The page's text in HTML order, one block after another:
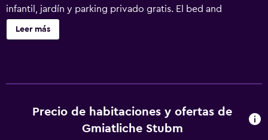
infantil, jardín y parking privado gratis. El bed and
breakfast ofrece zona de estar con TV de pantalla plana y
baño privado con artículos de aseo gratuitos, secador de
está a 39 km. El aeropuerto (Aeropuerto de Graz) está a 67
Leer más
Precio de habitaciones y ofertas de
Gmiatliche Stubm